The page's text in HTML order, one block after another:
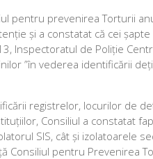
pentru prevenirea Torturii
și a constatat că cei
Inspectoratul de Poliție
”în vederea identificării
registrelor, locurilor de
Consiliul a constatat
SIS, cât și izolatoarele
Consiliul pentru Prevenirea